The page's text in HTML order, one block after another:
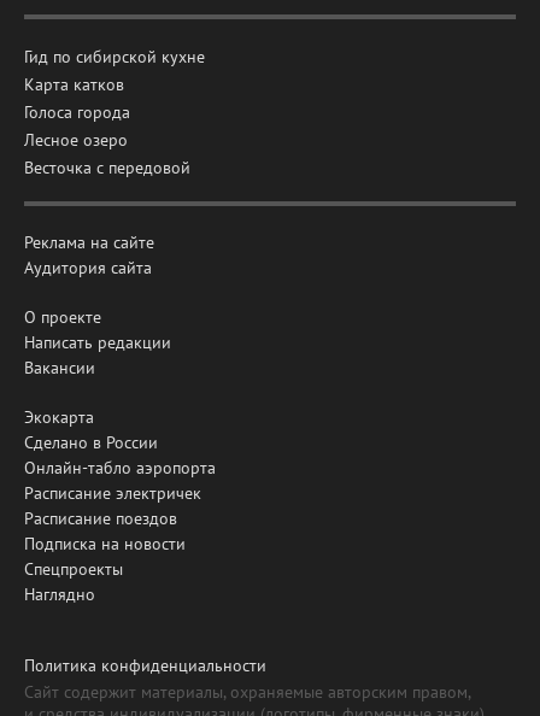
Гид по сибирской кухне
Карта катков
Голоса города
Лесное озеро
Весточка с передовой
Реклама на сайте
Аудитория сайта
О проекте
Написать редакции
Вакансии
Экокарта
Сделано в России
Онлайн-табло аэропорта
Расписание электричек
Расписание поездов
Подписка на новости
Спецпроекты
Наглядно
Политика конфиденциальности
Сайт содержит материалы, охраняемые авторским правом,